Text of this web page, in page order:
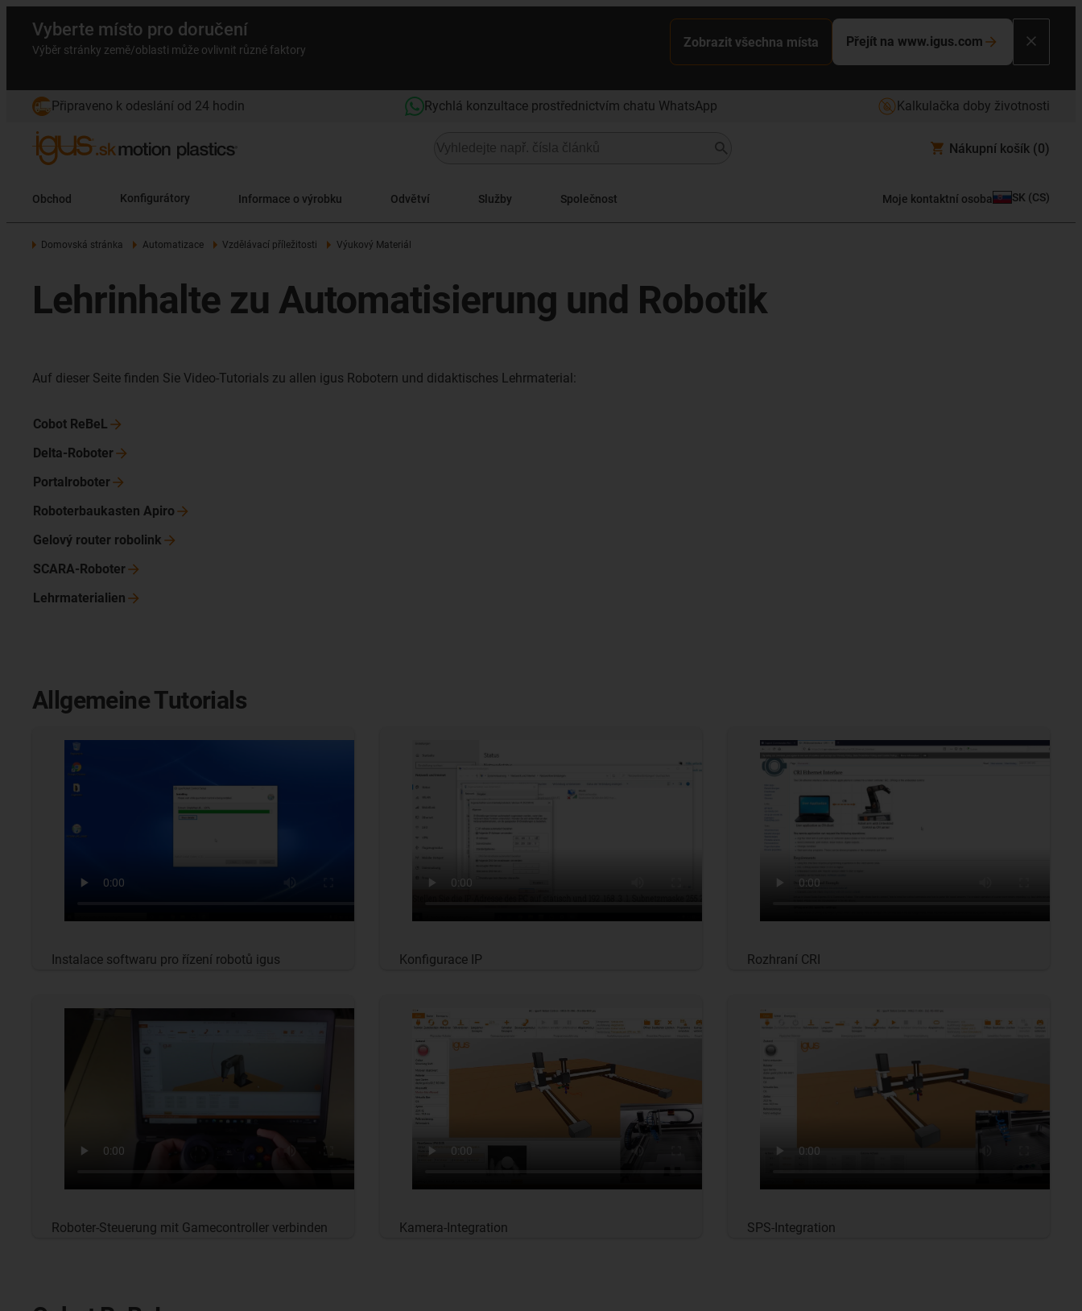
Vyberte místo pro doručení
Výběr stránky země/oblasti může ovlivnit různé faktory
Zobrazit všechna místa Přejít na www.igus.com
Připraveno k odeslání od 24 hodin Rychlá konzultace prostřednictvím chatu WhatsApp Kalkulačka doby životnosti
Nákupní košík (0)
Obchod Konfigurátory Informace o výrobku Odvětví Služby Společnost Moje kontaktní osoba SK (CS)
Domovská stránka Automatizace Vzdělávací příležitosti Výukový Materiál
Lehrinhalte zu Automatisierung und Robotik
Auf dieser Seite finden Sie Video-Tutorials zu allen igus Robotern und didaktisches Lehrmaterial:
Cobot ReBeL
Delta-Roboter
Portalroboter
Roboterbaukasten Apiro
Gelový router robolink
SCARA-Roboter
Lehrmaterialien
Allgemeine Tutorials
Instalace softwaru pro řízení robotů igus Konfigurace IP Rozhraní CRI
Roboter-Steuerung mit Gamecontroller verbinden Kamera-Integration SPS-Integration